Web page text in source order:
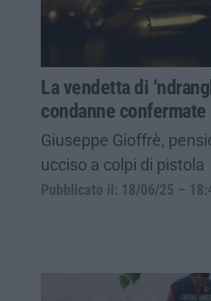
La vendetta di
condanne
Giuseppe Gioffrè,
ucciso a colpi di pistola
Pubblicato il: 18/06/25 –